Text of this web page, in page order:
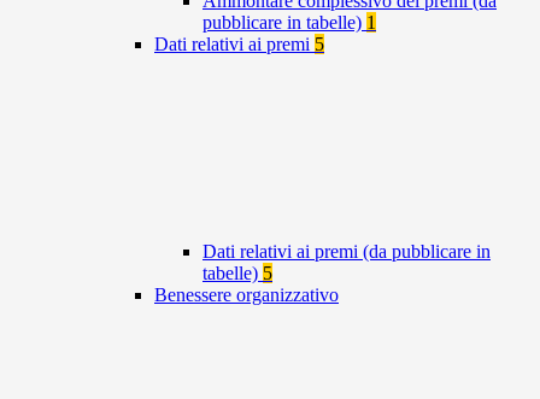
pubblicare in tabelle) 1
Dati relativi ai premi 5
Dati relativi ai premi (da pubblicare in
tabelle) 5
Benessere organizzativo